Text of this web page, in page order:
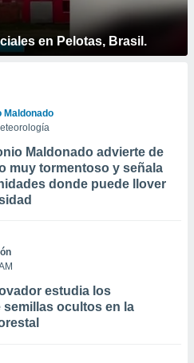
en Pelotas, Brasil.
Maldonado
Maldonado advierte de
muy tormentoso y señala
donde puede llover
estudia los
ocultos en la